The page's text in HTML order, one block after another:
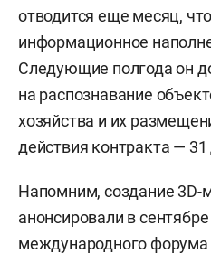
отводится еще месяц,
информационное
Следующие полгода он
на распознавание
хозяйства и их
действия контракта —
Напомним, создание 3D-
анонсировали в
международного форума